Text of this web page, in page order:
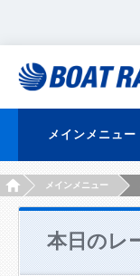
メインメニュー
HOMEメインメニュー
本日のレ